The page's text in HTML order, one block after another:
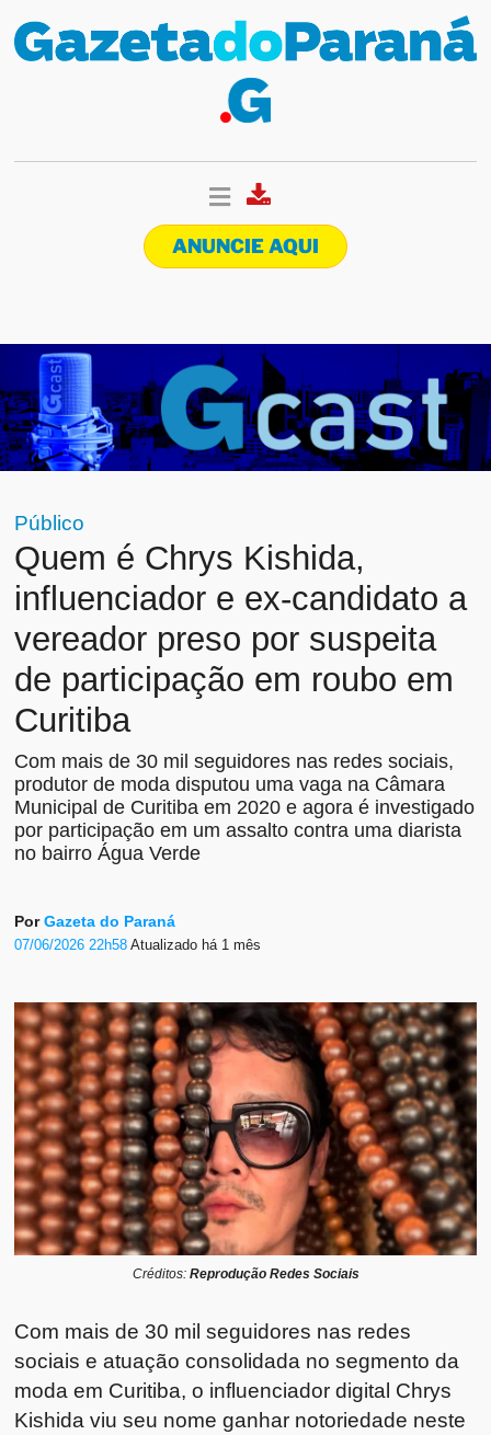
ANUNCIE AQUI
Público
Quem é Chrys Kishida,
influenciador e ex-candidato a
vereador preso por suspeita
de participação em roubo em
Curitiba
Com mais de 30 mil seguidores nas redes sociais,
produtor de moda disputou uma vaga na Câmara
Municipal de Curitiba em 2020 e agora é investigado
por participação em um assalto contra uma diarista
no bairro Água Verde
PorGazeta do Paraná
07/06/2026 22h58Atualizado há 1 mês
Créditos: Reprodução Redes Sociais
Com mais de 30 mil seguidores nas redes
sociais e atuação consolidada no segmento da
moda em Curitiba, o influenciador digital Chrys
Kishida viu seu nome ganhar notoriedade neste